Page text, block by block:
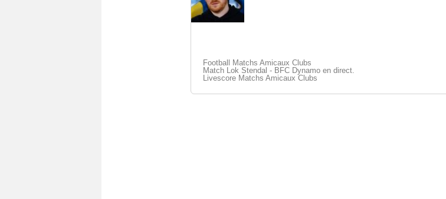
Football Matchs Amicaux Clubs
Match Lok Stendal - BFC Dynamo en direct.
Livescore Matchs Amicaux Clubs